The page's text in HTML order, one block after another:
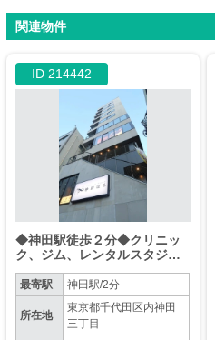
関連物件
ID 214442
◆神田駅徒歩２分◆クリニッ
ク、ジム、レンタルスタジオ
◆24時間利用可◆礼金・更新
料なし
最寄駅 神田駅/2分
所在地
東京都千代田区内神田
三丁目